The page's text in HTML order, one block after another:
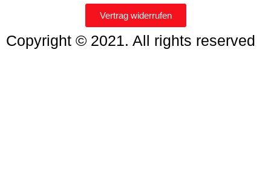
Vertrag widerrufen
Copyright © 2021. All rights reserved